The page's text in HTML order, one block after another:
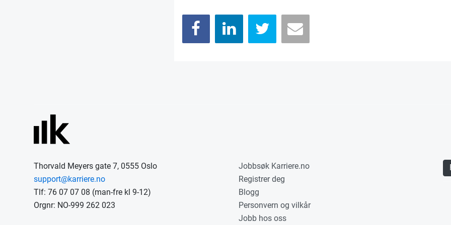
Thorvald Meyers gate 7, 0555 Oslo
support@karriere.no
Tlf: 76 07 07 08 (man-fre kl 9-12)
Orgnr: NO-999 262 023
Jobbsøk Karriere.no
Registrer deg
Blogg
Personvern og vilkår
Jobb hos oss